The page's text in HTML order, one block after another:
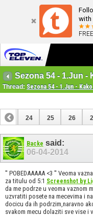
with
Sezona 54 - 1.Jun -
Thread: Sezona 54 - 1.Jun -
23 24 25 26
43
Backe said:
06-04-2014
'' POBEDAAAAA <3 '' Veoma
za titulu od 5:1 Screenshot by
da me podrze u veoma vaznom
uzvratiti posete na mecevima i
docicu da ih podrzim,naravno
svakom mecu dolaziti sve vise i